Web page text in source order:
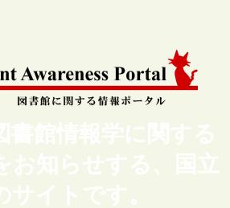
書館情報学に関する
お知らせする、国立
サイトです。